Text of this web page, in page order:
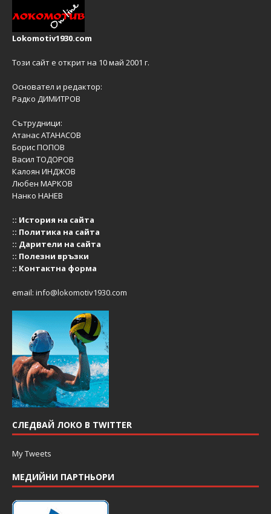
Lokomotiv1930.com
Този сайт е открит на 10 май 2001 г.
Основател и редактор:
Радко ДИМИТРОВ
Сътрудници:
Атанас АТАНАСОВ
Борис ПОПОВ
Васил ТОДОРОВ
Калоян ИНДЖОВ
Любен МАРКОВ
Нанко НАНЕВ
:: История на сайта
:: Политика на сайта
:: Дарители на сайта
:: Полезни връзки
:: Контактна форма
email: info@lokomotiv1930.com
СЛЕДВАЙ ЛОКО В TWITTER
My Tweets
МЕДИЙНИ ПАРТНЬОРИ